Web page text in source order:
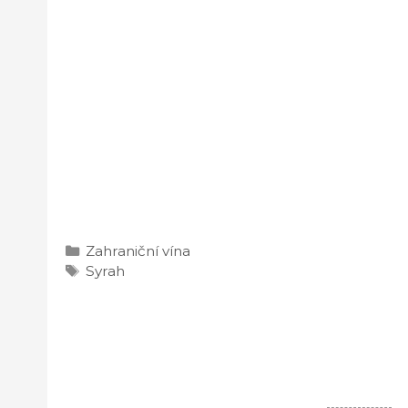
Rubriky
Zahraniční vína
Štítky
Syrah